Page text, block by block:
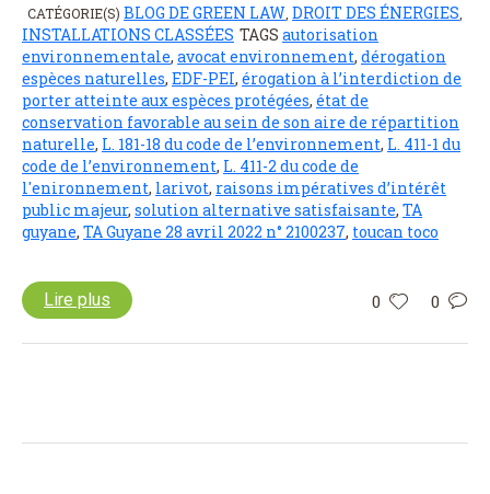
CATÉGORIE(S) BLOG DE GREEN LAW DROIT DES ÉNERGIES
INSTALLATIONS CLASSÉES TAGS autorisation
environnementale, avocat environnement, dérogation
espèces naturelles, EDF-PEI, érogation à l’interdiction de
porter atteinte aux espèces protégées, état de
conservation favorable au sein de son aire de répartition
naturelle, L. 181-18 du code de l’environnement, L. 411-1 du
code de l’environnement, L. 411-2 du code de
l'enironnement, larivot, raisons impératives d’intérêt
public majeur, solution alternative satisfaisante, TA
guyane, TA Guyane 28 avril 2022 n° 2100237, toucan toco
0 0
Lire plus